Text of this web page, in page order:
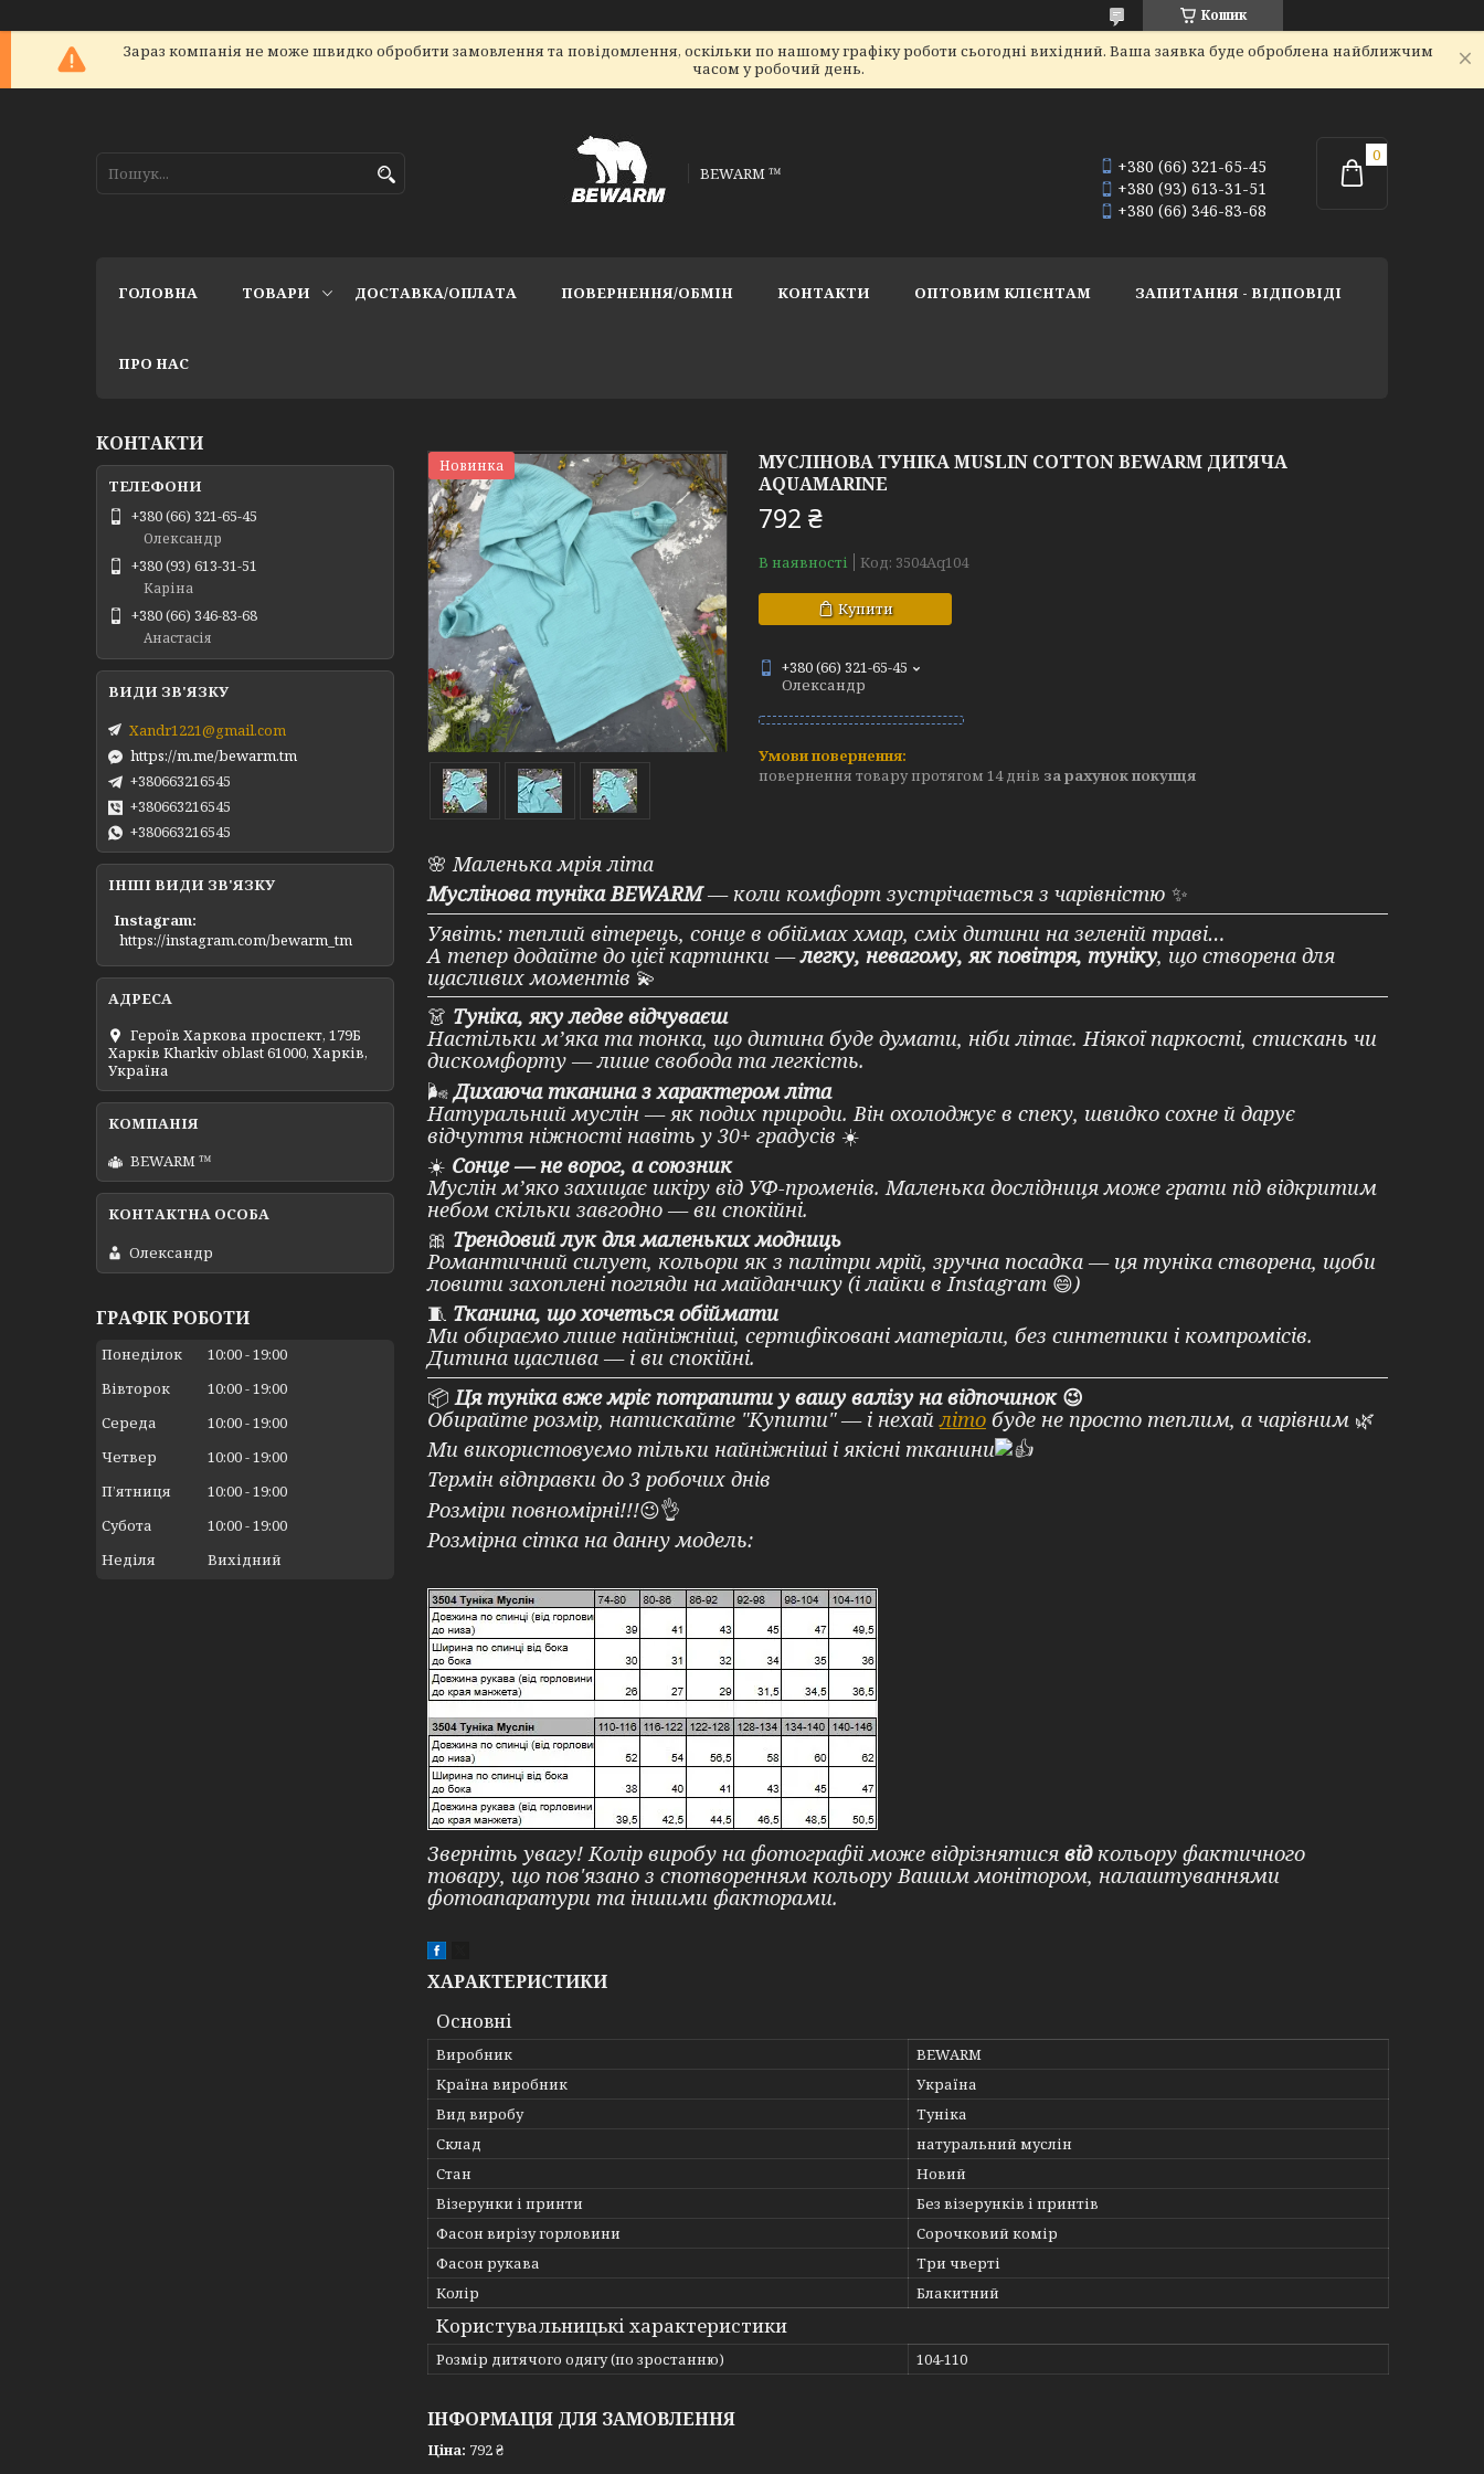
Кошик
Зараз компанія не може швидко обробити замовлення та повідомлення, оскільки по нашому графіку роботи сьогодні вихідний. Ваша заявка буде оброблена найближчим
часом у робочий день.
BEWARM ™
+380 (66) 321-65-45
+380 (93) 613-31-51
+380 (66) 346-83-68
ГОЛОВНА ТОВАРИ ДОСТАВКА/ОПЛАТА ПОВЕРНЕННЯ/ОБМІН КОНТАКТИ ОПТОВИМ КЛІЄНТАМ ЗАПИТАННЯ - ВІДПОВІДІ
ПРО НАС
Новинка
МУСЛІНОВА ТУНІКА MUSLIN COTTON BEWARM ДИТЯЧА
AQUAMARINE
792 ₴
В наявності Код: 3504Aq104
Купити
+380 (66) 321-65-45
Олександр
повернення товару протягом 14 днів за рахунок покупця
🌸 Маленька мрія літа
Муслінова туніка BEWARM— коли комфорт зустрічається з чарівністю ✨
Уявіть: теплий вітерець, сонце в обіймах хмар, сміх дитини на зеленій траві…
А тепер додайте до цієї картинки —легку, невагому, як повітря, туніку, що створена для
щасливих моментів 💫
👗 Туніка, яку ледве відчуваєш
Настільки м’яка та тонка, що дитина буде думати, ніби літає. Ніякої паркості, стискань чи
дискомфорту — лише свобода та легкість.
🌬 Дихаюча тканина з характером літа
Натуральний муслін — як подих природи. Він охолоджує в спеку, швидко сохне й дарує
відчуття ніжності навіть у 30+ градусів ☀️
☀️ Сонце — не ворог, а союзник
Муслін м’яко захищає шкіру від УФ-променів. Маленька дослідниця може грати під відкритим
небом скільки завгодно — ви спокійні.
🎀 Трендовий лук для маленьких модниць
Романтичний силует, кольори як з палітри мрій, зручна посадка — ця туніка створена, щоби
ловити захоплені погляди на майданчику (і лайки в Instagram 😄)
🧵 Тканина, що хочеться обіймати
Ми обираємо лише найніжніші, сертифіковані матеріали, без синтетики і компромісів.
Дитина щаслива — і ви спокійні.
📦 Ця туніка вже мріє потрапити у вашу валізу на відпочинок 😉
Обирайте розмір, натискайте "Купити" — і нехайліто буде не просто теплим, а чарівним 🌿
Ми використовуємо тільки найніжніші і якісні тканини
Термін відправки до 3 робочих днів
Розміри повномірні!!!😉👌
Розмірна сітка на данну модель:
Зверніть увагу! Колір виробу на фотографіі може відрізнятися відкольору фактичного
товару, що пов'язано з спотворенням кольору Вашим монітором, налаштуваннями
фотоапаратури та іншими факторами.
ХАРАКТЕРИСТИКИ
Основні
Виробник
BEWARM
Країна виробник
Україна
Вид виробу
Туніка
Склад
натуральний муслін
Стан
Новий
Візерунки і принти
Без візерунків і принтів
Фасон вирізу горловини
Сорочковий комір
Фасон рукава
Три чверті
Колір
Блакитний
Користувальницькі характеристики
Розмір дитячого одягу (по зростанню) 104-110
ІНФОРМАЦІЯ ДЛЯ ЗАМОВЛЕННЯ
Ціна: 792 ₴
КОНТАКТИ
+380 (66) 321-65-45
Олександр
+380 (93) 613-31-51
Каріна
+380 (66) 346-83-68
Анастасія
Xandr1221@gmail.com
https://m.me/bewarm.tm
+380663216545
+380663216545
+380663216545
ІНШІ ВИДИ ЗВ'ЯЗКУ
Instagram
https://instagram.com/bewarm_tm
Героїв Харкова проспект, 179Б
Харків Kharkiv oblast 61000, Харків,
Україна
BEWARM ™
Олександр
ГРАФІК РОБОТИ
Понеділок 10:00 19:00
Вівторок
10:00 19:00
Середа
10:00 19:00
Четвер
10:00 19:00
Пʼятниця
10:00 19:00
Субота
10:00 19:00
Неділя
Вихідний